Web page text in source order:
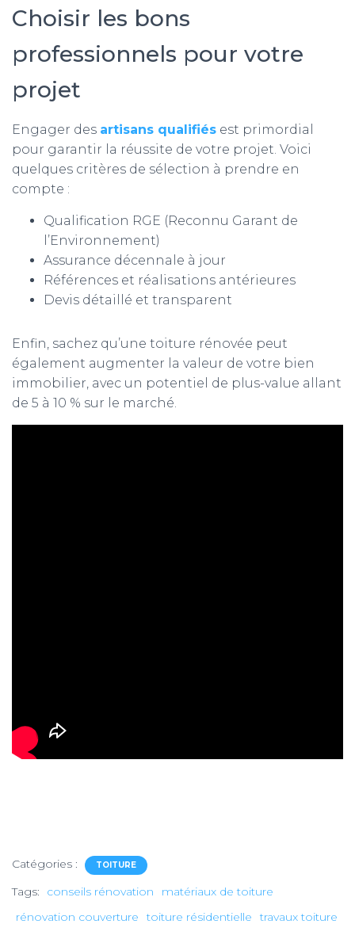
Choisir les bons
professionnels pour votre
projet
Engager des artisans qualifiés est primordial
pour garantir la réussite de votre projet. Voici
quelques critères de sélection à prendre en
compte :
Qualification RGE (Reconnu Garant de
l’Environnement)
Assurance décennale à jour
Références et réalisations antérieures
Devis détaillé et transparent
Enfin, sachez qu’une toiture rénovée peut
également augmenter la valeur de votre bien
immobilier, avec un potentiel de plus-value allant
de 5 à 10 % sur le marché.
Catégories : TOITURE
Tags: conseils rénovation
matériaux de toiture
rénovation couverture
toiture résidentielle travaux toiture